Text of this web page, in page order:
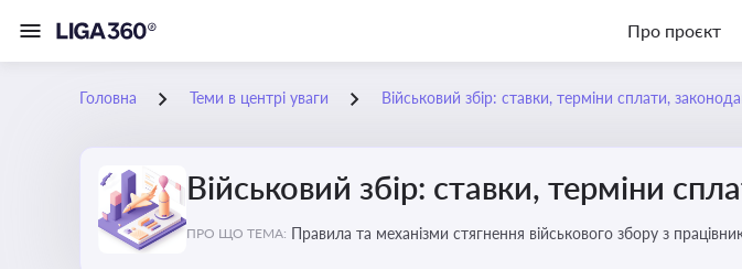
Про проєкт
Головна Теми в центрі уваги Військовий збір: ставки, терміни сплати,
Військовий збір: ставки, терміни
ПРО ЩО ТЕМА: Правила та механізми стягнення військового збору з